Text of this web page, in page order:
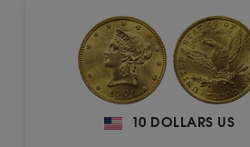
10 DOLLARS US